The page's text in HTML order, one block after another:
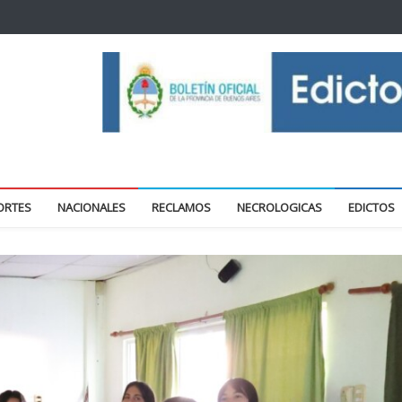
NACIONALES RECLAMOS NECROLOGICAS EDICTOS